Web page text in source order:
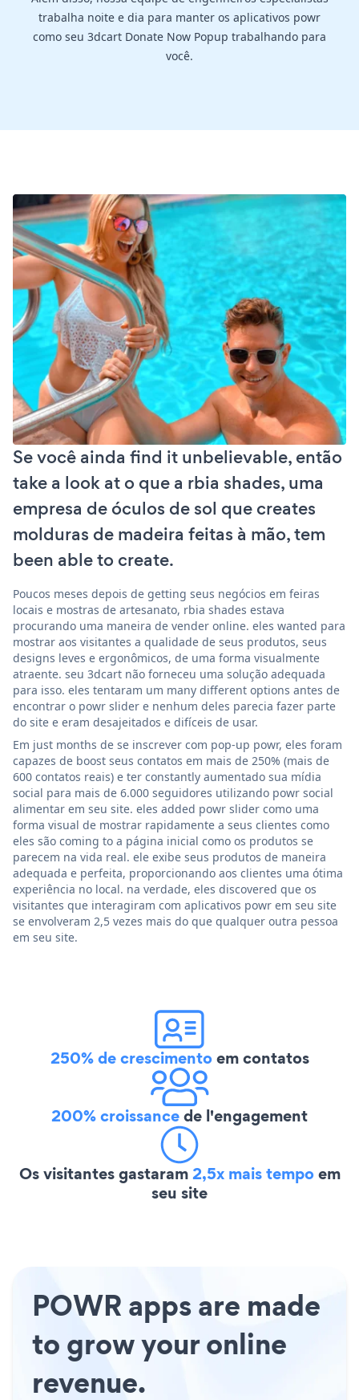
trabalha noite e dia para manter os aplicativos powr
como seu 3dcart Donate Now Popup trabalhando para
você.
Se você ainda find it unbelievable, então
take a look at o que a rbia shades, uma
empresa de óculos de sol que creates
molduras de madeira feitas à mão, tem
been able to create.
Poucos meses depois de getting seus negócios em feiras
locais e mostras de artesanato, rbia shades estava
procurando uma maneira de vender online. eles wanted para
mostrar aos visitantes a qualidade de seus produtos, seus
designs leves e ergonômicos, de uma forma visualmente
atraente. seu 3dcart não forneceu uma solução adequada
para isso. eles tentaram um many different options antes de
encontrar o powr slider e nenhum deles parecia fazer parte
do site e eram desajeitados e difíceis de usar.
Em just months de se inscrever com pop-up powr, eles foram
capazes de boost seus contatos em mais de 250% (mais de
600 contatos reais) e ter constantly aumentado sua mídia
social para mais de 6.000 seguidores utilizando powr social
alimentar em seu site. eles added powr slider como uma
forma visual de mostrar rapidamente a seus clientes como
eles são coming to a página inicial como os produtos se
parecem na vida real. ele exibe seus produtos de maneira
adequada e perfeita, proporcionando aos clientes uma ótima
experiência no local. na verdade, eles discovered que os
visitantes que interagiram com aplicativos powr em seu site
se envolveram 2,5 vezes mais do que qualquer outra pessoa
em seu site.
250% de crescimentoem contatos
200% croissancede l'engagement
Os visitantes gastaram2,5x mais tempoem
seu site
POWR apps are made
to grow your online
revenue.